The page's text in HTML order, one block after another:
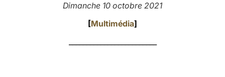
Dimanche 10 octobre 2021
[Multimédia]